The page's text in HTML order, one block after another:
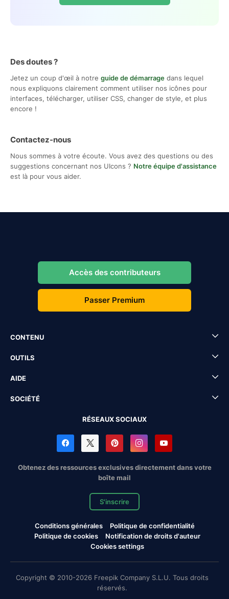
Des doutes ?
Jetez un coup d'œil à notre guide de démarrage dans lequel
nous expliquons clairement comment utiliser nos icônes pour
interfaces, télécharger, utiliser CSS, changer de style, et plus
encore !
Contactez-nous
Nous sommes à votre écoute. Vous avez des questions ou des
suggestions concernant nos UIcons ? Notre équipe d'assistance
est là pour vous aider.
Accès des contributeurs
Passer Premium
CONTENU
OUTILS
AIDE
SOCIÉTÉ
RÉSEAUX SOCIAUX
Obtenez des ressources exclusives directement dans votre
boîte mail
S'inscrire
Conditions générales
Politique de confidentialité
Politique de cookies
Notification de droits d'auteur
Cookies settings
Copyright © 2010-2026 Freepik Company S.L.U. Tous droits
réservés.